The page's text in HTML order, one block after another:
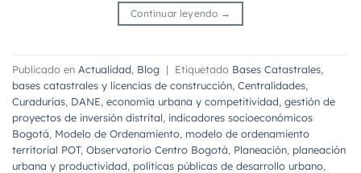
Continuar leyendo →
Publicado en Actualidad Blog | Etiquetado Bases Catastrales
bases catastrales y licencias de construcción Centralidades
Curadurías DANE economía urbana y competitividad gestión de
proyectos de inversión distrital indicadores socioeconómicos
Bogotá Modelo de Ordenamiento modelo de ordenamiento
territorial POT, Observatorio Centro Bogotá Planeación planeación
urbana y productividad políticas públicas de desarrollo urbano